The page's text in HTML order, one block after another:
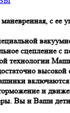
с ее
сцепление с
технологии
высокой
и
Вы и Ваши дети